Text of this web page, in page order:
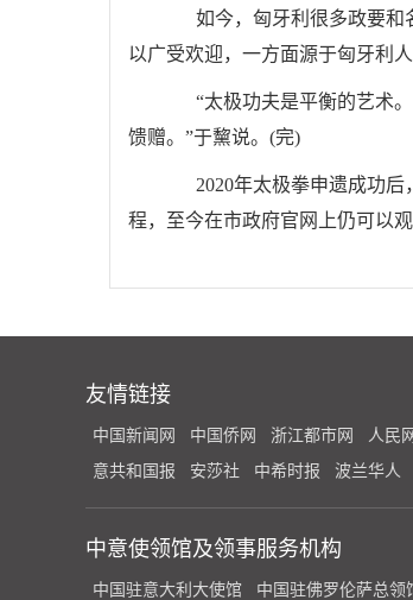
如今，匈牙利很多政要和名
以广受欢迎，一方面源于匈牙利
“太极功夫是平衡的艺术。
馈赠。”于黧说。(完)
2020年太极拳申遗成功后
程，至今在市政府官网上仍可以观
友情链接
中国新闻网 中国侨网 浙江都市网 人民网
意共和国报
安莎社 中希时报 波兰华人
中意使领馆及领事服务机构
中国驻意大利大使馆 中国驻佛罗伦萨总领